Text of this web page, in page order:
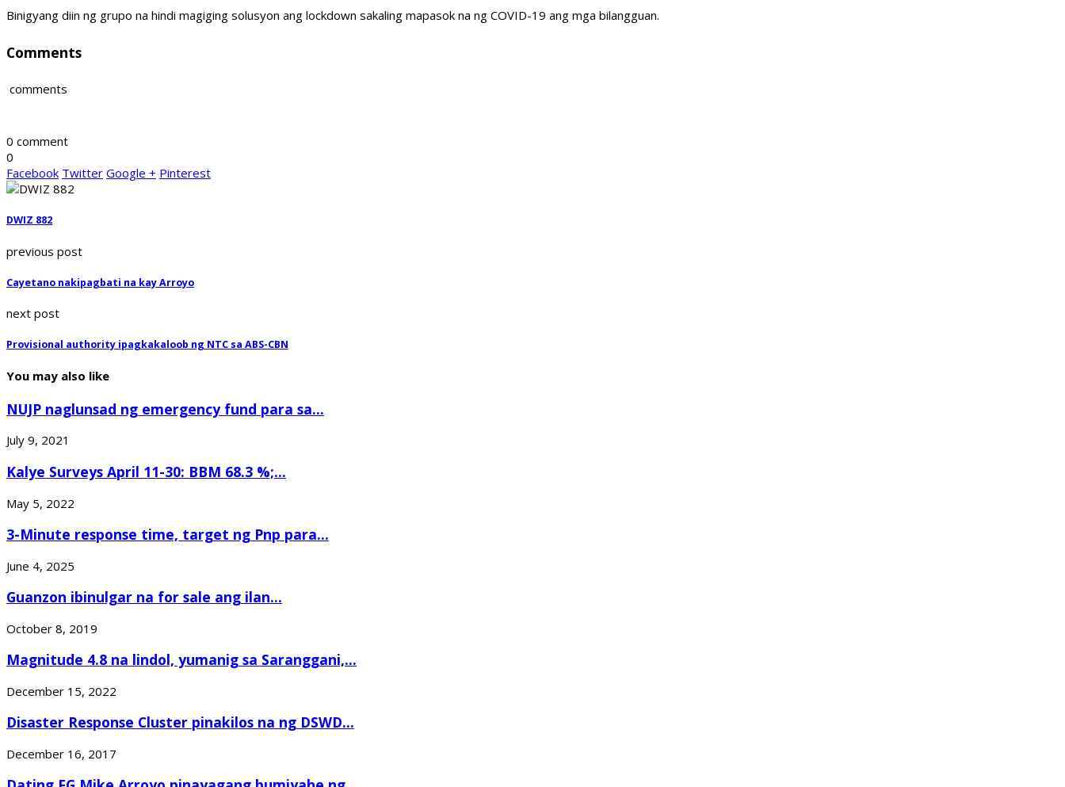
Binigyang diin ng grupo na hindi magiging solusyon ang lockdown sakaling mapasok na ng COVID-19 ang mga bilangguan.
Comments
comments
0 comment
0
Facebook Twitter Google + Pinterest
DWIZ 882
previous post
Cayetano nakipagbati na kay Arroyo
next post
Provisional authority ipagkakaloob ng NTC sa ABS-CBN
You may also like
NUJP naglunsad ng emergency fund para sa...
July 9, 2021
Kalye Surveys April 11-30: BBM 68.3 %;...
May 5, 2022
3-Minute response time, target ng Pnp para...
June 4, 2025
Guanzon ibinulgar na for sale ang ilan...
October 8, 2019
Magnitude 4.8 na lindol, yumanig sa Saranggani,...
December 15, 2022
Disaster Response Cluster pinakilos na ng DSWD...
December 16, 2017